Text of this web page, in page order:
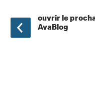
ouvrir le
AvaBlog